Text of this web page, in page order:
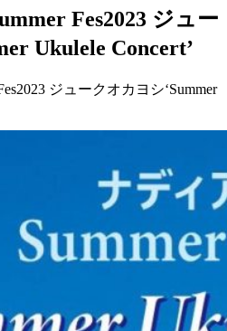
Fes2023 ジュー
Ukulele Concert’